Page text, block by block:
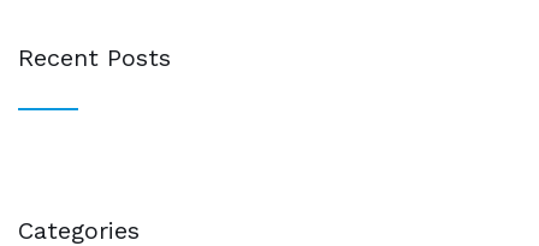
Recent Posts
Categories